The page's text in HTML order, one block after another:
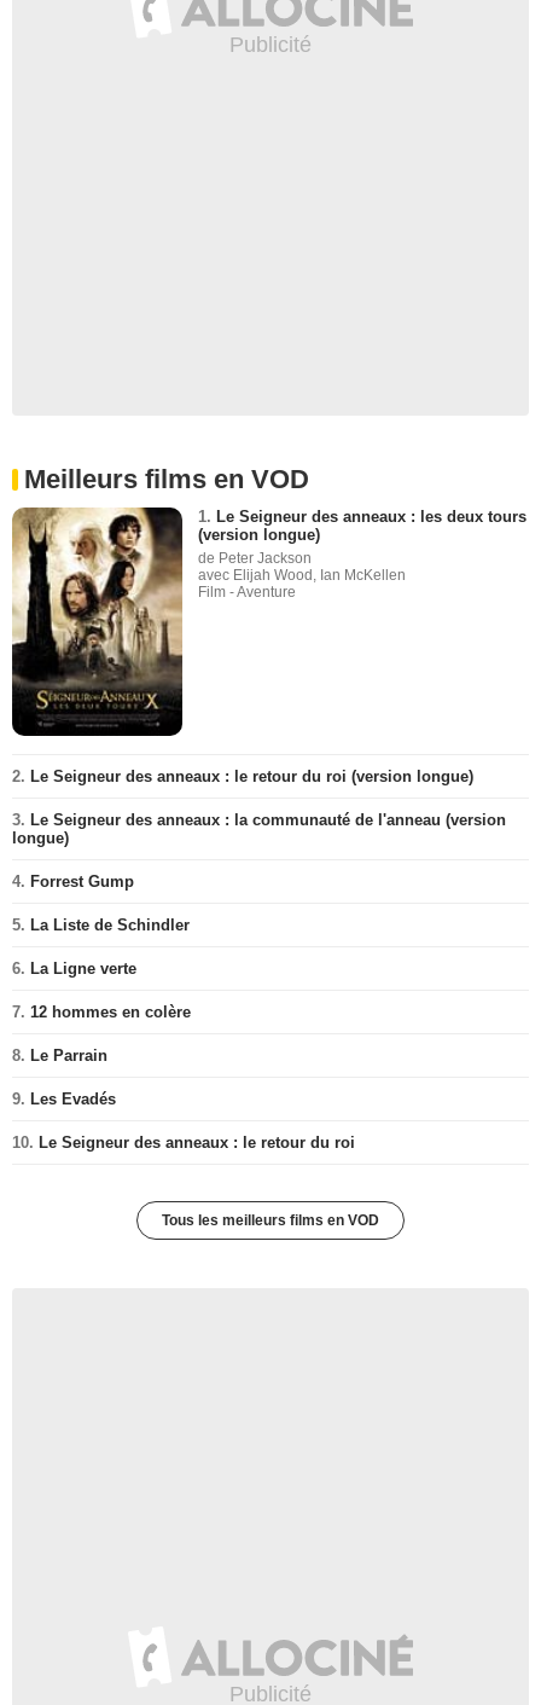
Meilleurs films en VOD
1. Le Seigneur des anneaux : les deux tours
(version longue)
de Peter Jackson
avec Elijah Wood, Ian McKellen
Film - Aventure
2. Le Seigneur des anneaux : le retour du roi (version longue)
3. Le Seigneur des anneaux : la communauté de l'anneau (version
longue)
4. Forrest Gump
5. La Liste de Schindler
6. La Ligne verte
7. 12 hommes en colère
8. Le Parrain
9. Les Evadés
10. Le Seigneur des anneaux : le retour du roi
Tous les meilleurs films en VOD